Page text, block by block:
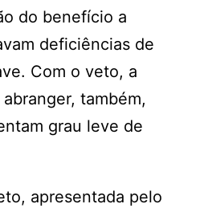
do benefício a
deficiências de
Com o veto, a
também,
grau leve de
apresentada pelo